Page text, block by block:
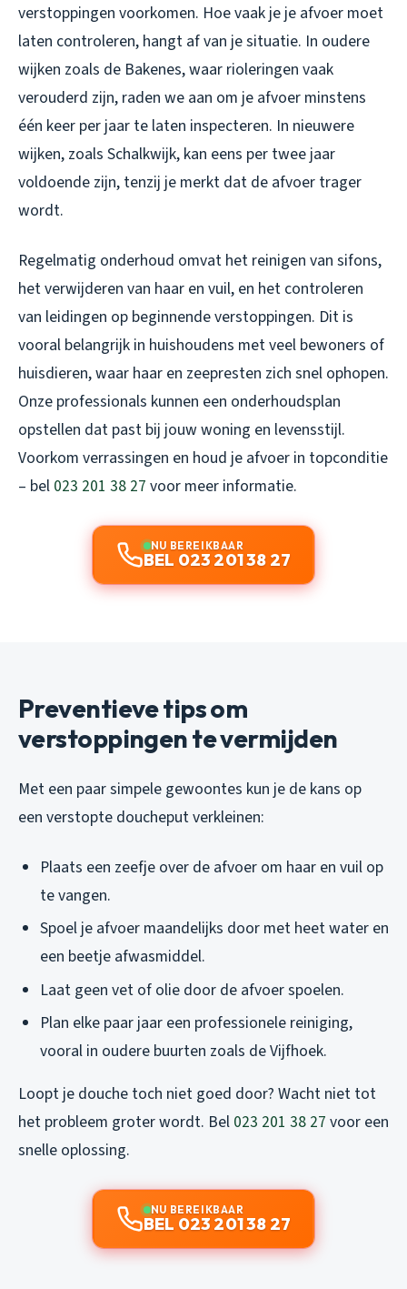
verstoppingen voorkomen. Hoe vaak je je afvoer moet
laten controleren, hangt af van je situatie. In oudere
wijken zoals de Bakenes, waar rioleringen vaak
verouderd zijn, raden we aan om je afvoer minstens
één keer per jaar te laten inspecteren. In nieuwere
wijken, zoals Schalkwijk, kan eens per twee jaar
voldoende zijn, tenzij je merkt dat de afvoer trager
wordt.
Regelmatig onderhoud omvat het reinigen van sifons,
het verwijderen van haar en vuil, en het controleren
van leidingen op beginnende verstoppingen. Dit is
vooral belangrijk in huishoudens met veel bewoners of
huisdieren, waar haar en zeepresten zich snel ophopen.
Onze professionals kunnen een onderhoudsplan
opstellen dat past bij jouw woning en levensstijl.
Voorkom verrassingen en houd je afvoer in topconditie
– bel 023 201 38 27 voor meer informatie.
NU BEREIKBAAR
BEL 023 201 38 27
Preventieve tips om
verstoppingen te vermijden
Met een paar simpele gewoontes kun je de kans op
een verstopte doucheput verkleinen:
Plaats een zeefje over de afvoer om haar en vuil op
te vangen.
Spoel je afvoer maandelijks door met heet water en
een beetje afwasmiddel.
Laat geen vet of olie door de afvoer spoelen.
Plan elke paar jaar een professionele reiniging,
vooral in oudere buurten zoals de Vijfhoek.
Loopt je douche toch niet goed door? Wacht niet tot
het probleem groter wordt. Bel 023 201 38 27 voor een
snelle oplossing.
NU BEREIKBAAR
BEL 023 201 38 27